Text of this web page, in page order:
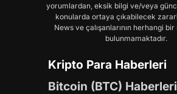
yorumlardan, eksik bilgi ve/veya
konularda ortaya çıkabilecek
News ve çalışanlarının herhangi
bulunmamaktadır.
Kripto Para Haberleri
Bitcoin (BTC) Haberleri